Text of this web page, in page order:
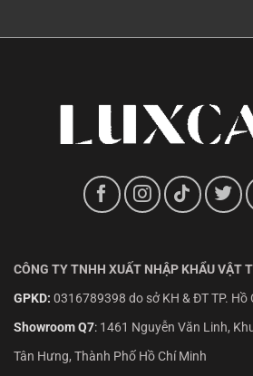
CÔNG TY TNHH XUẤT NHẬP KHẨU VẬT
GPKD: 0316789398 do sở KH & ĐT TP. Hồ
Showroom Q7: 1461 Nguyễn Văn Linh,
Tân Hưng, Thành Phố Hồ Chí Minh